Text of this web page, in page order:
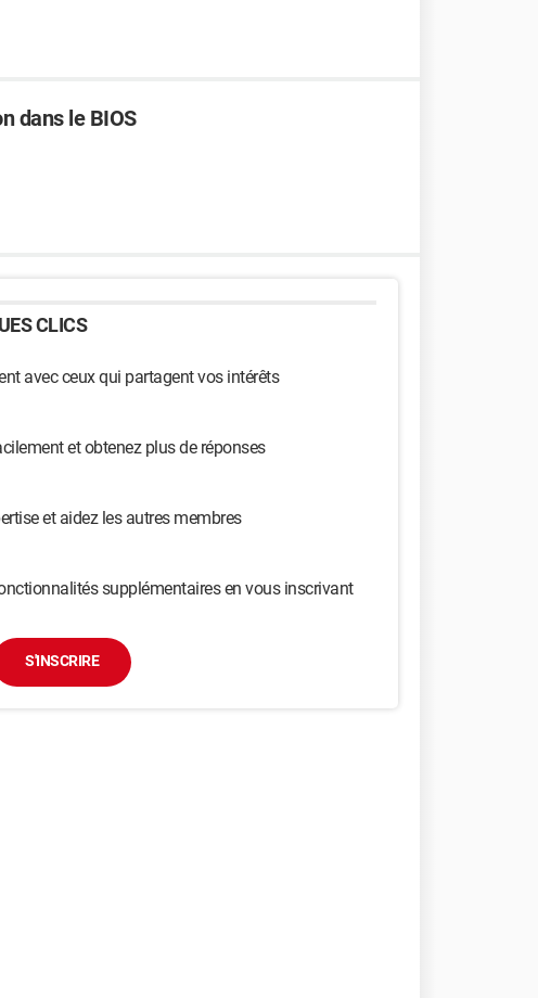
dans le BIOS
CLICS
avec ceux qui partagent vos intérêts
et obtenez plus de réponses
et aidez les autres membres
supplémentaires en vous inscrivant
S'INSCRIRE